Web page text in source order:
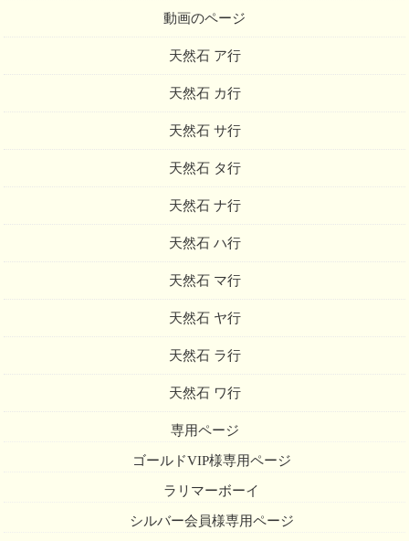
動画のページ
天然石 ア行
天然石 カ行
天然石 サ行
天然石 タ行
天然石 ナ行
天然石 ハ行
天然石 マ行
天然石 ヤ行
天然石 ラ行
天然石 ワ行
専用ページ
ゴールドVIP様専用ページ
ラリマーボーイ
シルバー会員様専用ページ